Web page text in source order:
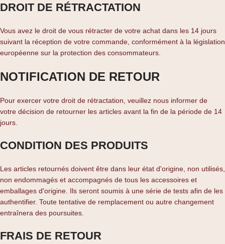
DROIT DE RÉTRACTATION
Vous avez le droit de vous rétracter de votre achat dans les 14 jours
suivant la réception de votre commande, conformément à la législation
européenne sur la protection des consommateurs.
NOTIFICATION DE RETOUR
Pour exercer votre droit de rétractation, veuillez nous informer de
votre décision de retourner les articles avant la fin de la période de 14
jours.
CONDITION DES PRODUITS
Les articles retournés doivent être dans leur état d'origine, non utilisés,
non endommagés et accompagnés de tous les accessoires et
emballages d'origine. Ils seront soumis à une série de tests afin de les
authentifier. Toute tentative de remplacement ou autre changement
entraînera des poursuites.
FRAIS DE RETOUR